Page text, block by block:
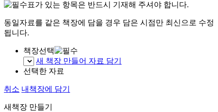
표가 있는 항목은 반드시 기재해 주셔야 합니다.
동일자료를 같은 책장에 담을 경우 담은 시점만 최신으로 수정
됩니다.
책장선택
새 책장 만들어 자료 담기
선택한 자료
취소 내책장에 담기
새책장 만들기